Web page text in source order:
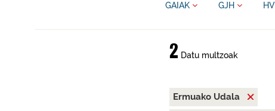
GAIAK GJH
2 Datu multzoak
Ermuako Udala